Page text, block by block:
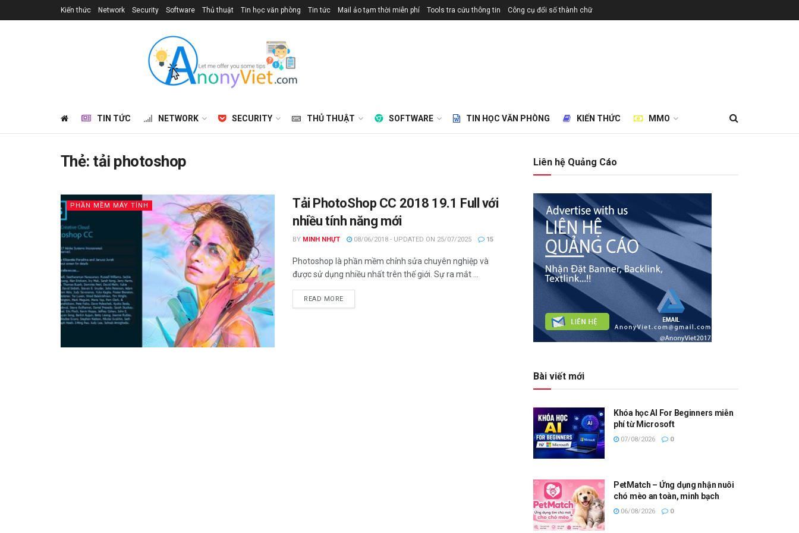
Kiến thức Network Security Software Thủ thuật Tin học văn phòng Tin tức Mail ảo tạm thời miễn phí Tools tra cứu thông tin Công cụ đổi số thành chữ
TIN TỨC NETWORK SECURITY THỦ THUẬT SOFTWARE TIN HỌC VĂN PHÒNG KIẾN THỨC MMO
Thẻ: tải photoshop
PHẦN MỀM MÁY TÍNH
Tải PhotoShop CC 2018 19.1 Full với
nhiều tính năng mới
BY MINH NHỰT 08/06/2018 - UPDATED ON 25/07/2025 15
Photoshop là phần mềm chỉnh sửa chuyên nghiệp và
được sử dụng nhiều nhất trên thế giới. Sự ra mắt ...
READ MOREDETAILS
Liên hệ Quảng Cáo
Bài viết mới
Khóa học AI For Beginners miễn
phí từ Microsoft
07/08/2026 0
PetMatch – Ứng dụng nhận nuôi
chó mèo an toàn, minh bạch
06/08/2026 0